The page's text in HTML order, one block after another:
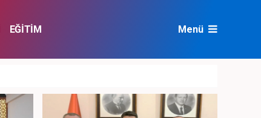
EĞİTİM
Menü